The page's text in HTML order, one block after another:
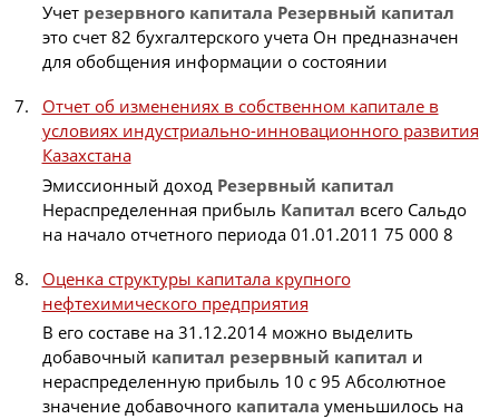
Учет резервного капитала Резервный капитал
это счет 82 бухгалтерского учета Он предназначен
для обобщения информации о состоянии
Отчет об изменениях в собственном капитале в
условиях индустриально-инновационного развития
Казахстана
Эмиссионный доход Резервный капитал
Нераспределенная прибыль Капитал всего Сальдо
на начало отчетного периода 01.01.2011 75 000 8
Оценка структуры капитала крупного
нефтехимического предприятия
В его составе на 31.12.2014 можно выделить
добавочный капитал резервный капитал и
нераспределенную прибыль 10 с 95 Абсолютное
значение добавочного капитала уменьшилось на